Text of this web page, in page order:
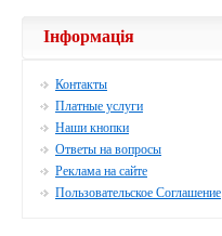
Інформація
Контакты
Платные услуги
Наши кнопки
Ответы на вопросы
Реклама на сайте
Пользовательское Соглашение